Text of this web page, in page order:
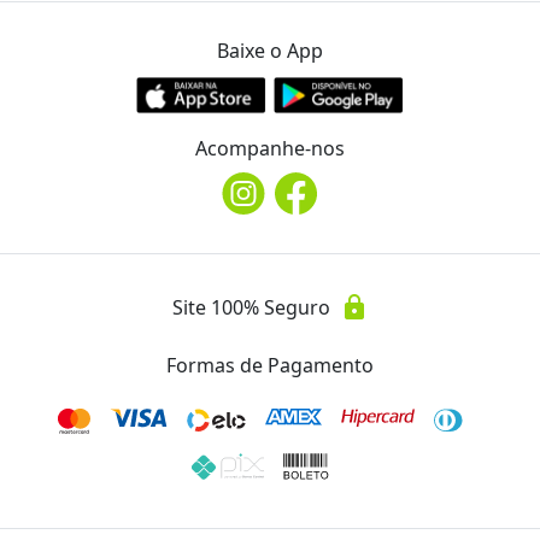
Endereço
Instagram
@donamarmitalondrina
Baixe o App
Acompanhe-nos
Site 100% Seguro lock
Formas de Pagamento